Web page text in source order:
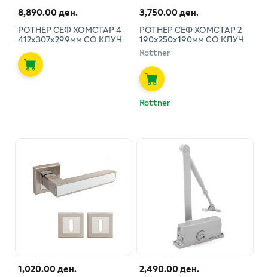
8,890.00 ден.
РОТНЕР СЕФ ХОМСТАР 4
412х307х299мм СО КЛУЧ
3,750.00 ден.
РОТНЕР СЕФ ХОМСТАР 2
190х250х190мм СО КЛУЧ
Rottner
Rottner
1,020.00 ден. 2,490.00 ден.